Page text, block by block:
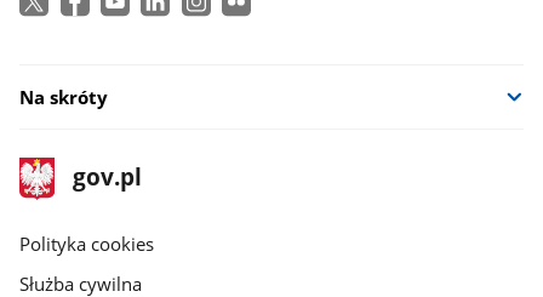
Na skróty
stopka
gov.pl
Strona
gov.pl
gov.pl
Polityka cookies
Służba cywilna